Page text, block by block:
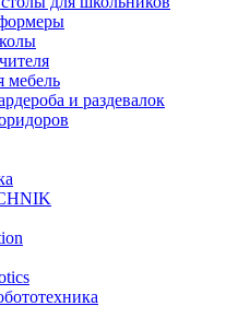
мебель
и раздевалок